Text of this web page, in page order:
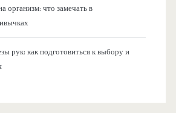
организм: что замечать в
рук: как подготовиться к выбору и